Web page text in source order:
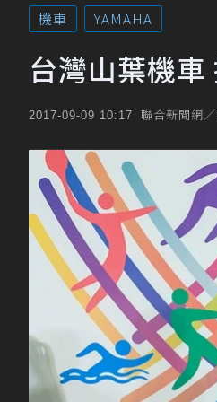
機車 YAMAHA
台灣山葉機
2017-09-09 10:17 聯合新聞網